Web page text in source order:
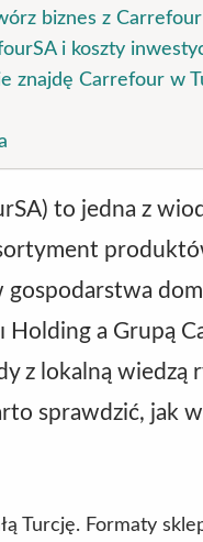
biznes z Carrefour
i koszty
znajdę Carrefour w
to jedna z
Holding a Grupą
z lokalną wiedzą
sprawdzić, jak
Turcję. Formaty